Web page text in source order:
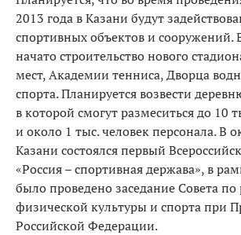
2013 года в Казани будут
спортивных объектов и сооружений.
начато строительство нового
мест, Академии тенниса, Дворца
спорта. Планируется возвести
в которой смогут размеситься до 10
и около 1 тыс. человек персонала. В
Казани состоялся первый
«Россия – спортивная держава», в
было проведено заседание Совета
физической культуры и спорта при
Российской Федерации.